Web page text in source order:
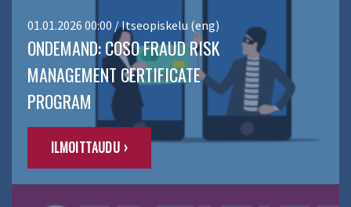
01.01.2026 00:00 / Itseopiskelu (eng)
ONDEMAND: COSO FRAUD RISK
MANAGEMENT CERTIFICATE
PROGRAM
ILMOITTAUDU ›